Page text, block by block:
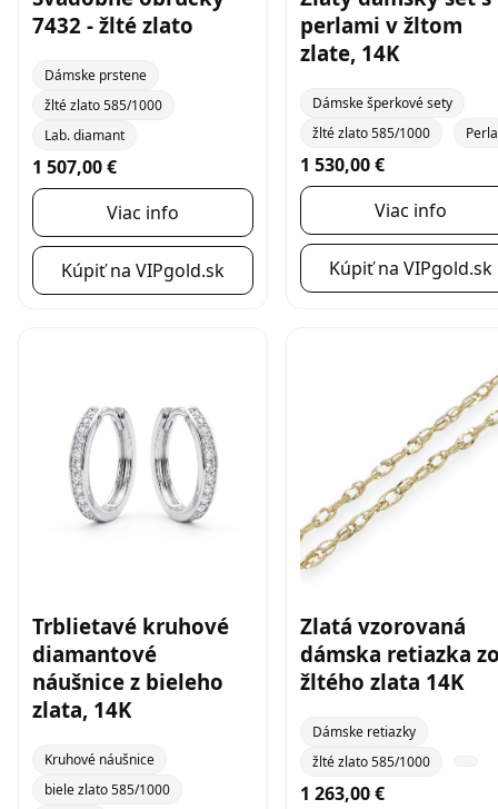
7432 - žlté zlato
Dámske prstene
žlté zlato 585/1000
Lab. diamant
1 507,00 €
Viac info
Kúpiť na VIPgold.sk
perlami v žltom
zlate, 14K
Dámske šperkové sety
žlté zlato 585/1000
Perla
1 530,00 €
Viac info
Kúpiť na VIPgold.sk
Trblietavé kruhové
diamantové
náušnice z bieleho
zlata, 14K
Kruhové náušnice
biele zlato 585/1000
Zlatá vzorovaná
dámska retiazka
žltého zlata 14K
Dámske retiazky
žlté zlato 585/1000
1 263,00 €